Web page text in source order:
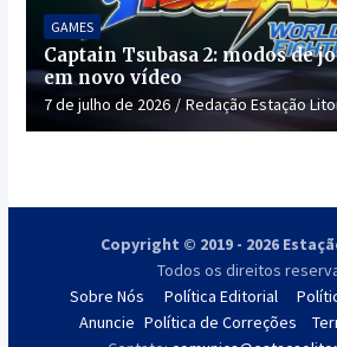
GAMES
Captain Tsubasa 2: modos de
em novo vídeo
7 de julho de 2026 Redação Estação
Copyright © 2019 - 2026
Todos os direitos
Sobre Nós
Anuncie
Política Editorial
Política de Correções